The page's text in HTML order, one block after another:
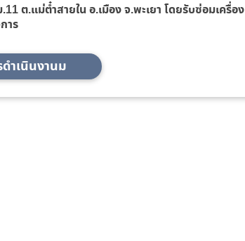
ต.แม่ต๋ำสายใน อ.เมือง จ.พะเยา โดยรับซ่อมเครื่อง
าร
ำเนินงานม